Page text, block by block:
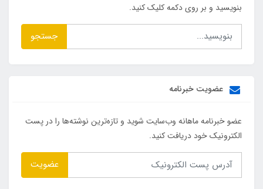
بنویسید و بر روی دکمه کلیک کنید.
جستجو
عضویت خبرنامه
عضو خبرنامه ماهانه وب‌سایت شوید و تازه‌ترین نوشته‌ها را در پست
الکترونیک خود دریافت کنید.
عضویت